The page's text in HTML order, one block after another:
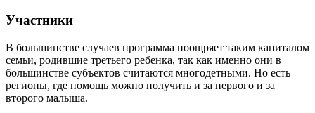
Участники
В большинстве случаев программа поощряет таким капиталом
семьи, родившие третьего ребенка, так как именно они в
большинстве субъектов считаются многодетными. Но есть
регионы, где помощь можно получить и за первого и за
второго малыша.